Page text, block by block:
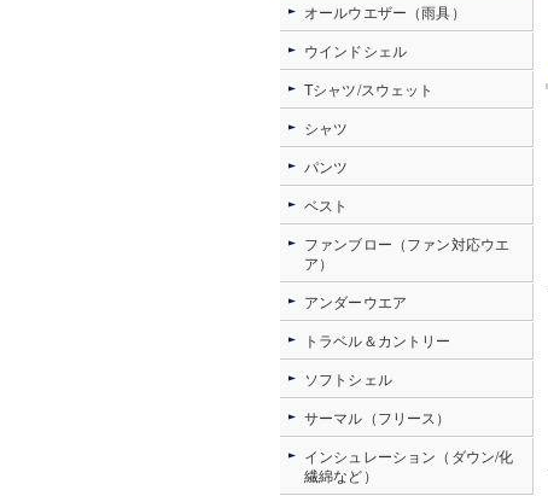
オールウエザー（雨具）
ウインドシェル
Tシャツ/スウェット
シャツ
パンツ
ベスト
ファンブロー（ファン対応ウエ
ア）
アンダーウエア
トラベル＆カントリー
ソフトシェル
サーマル（フリース）
インシュレーション（ダウン/化
繊綿など）